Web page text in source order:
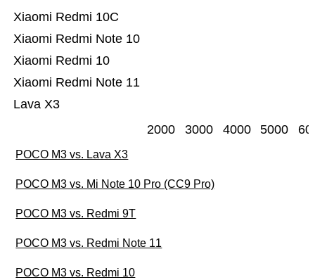
Lava X3
Xiaomi Redmi Note 11
Xiaomi Redmi 10
Xiaomi Redmi Note 10
Xiaomi Redmi 10C
2000 3000 4000 5000
POCO M3 vs. Lava X3
POCO M3 vs. Mi Note 10 Pro (CC9 Pro)
POCO M3 vs. Redmi 9T
POCO M3 vs. Redmi Note 11
POCO M3 vs. Redmi 10